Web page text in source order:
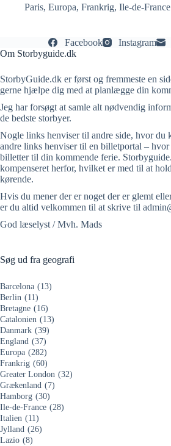
Paris, Europa, Frankrig, Ile-de-France
Facebook Instagram
Om Storbyguide.dk
StorbyGuide.dk er først og fremmeste en
gerne hjælpe dig med at planlægge din
Jeg har forsøgt at samle alt nødvendig
de bedste storbyer.
Nogle links henviser til andre side, hvor du
andre links henviser til en billetportal –
billetter til din kommende ferie.
kompenseret herfor, hvilket er med til at
kørende.
Hvis du mener der er noget der er glemt
er du altid velkommen til at skrive til
God læselyst / Mvh. Mads
Søg ud fra geografi
Barcelona (13)
Berlin (11)
Bretagne (16)
Catalonien (13)
Danmark (39)
England (37)
Europa (282)
Frankrig (60)
Greater London (32)
Grækenland (7)
Hamborg (30)
Ile-de-France (28)
Italien (11)
Jylland (26)
Lazio (8)